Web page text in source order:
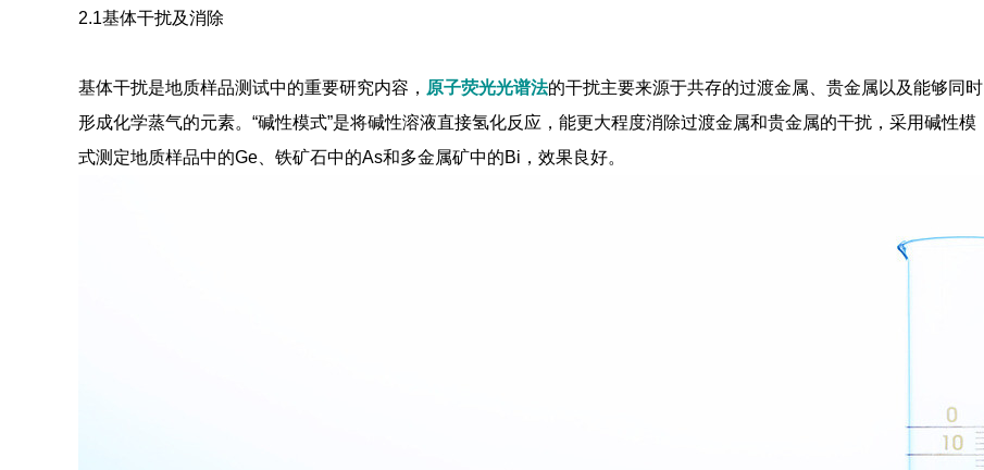
2.1基体干扰及消除
基体干扰是地质样品测试中的重要研究内容， 原子荧光光谱法的干扰主要来源于共存的过渡金属、贵金属以及能够同时
形成化学蒸气的元素。“碱性模式”是将碱性溶液直接氢化反应，能更大程度消除过渡金属和贵金属的干扰，采用碱性模
式测定地质样品中的Ge、铁矿石中的As和多金属矿中的Bi，效果良好。